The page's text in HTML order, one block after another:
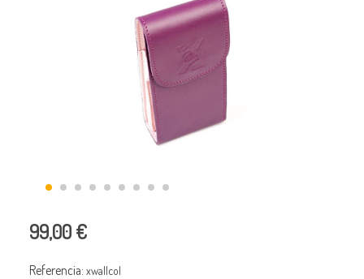
99,00 €
Referencia: xwallcol